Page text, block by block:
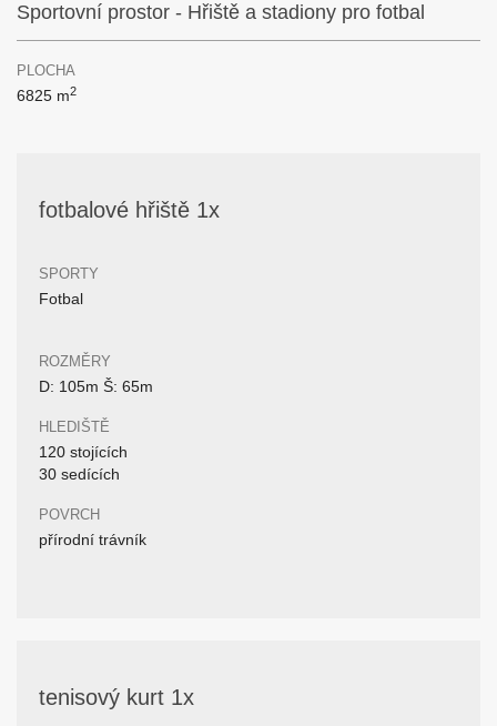
Sportovní prostor - Hřiště a stadiony pro fotbal
PLOCHA
6825 m2
fotbalové hřiště 1x
SPORTY
Fotbal
ROZMĚRY
D: 105m Š: 65m
HLEDIŠTĚ
120 stojících
30 sedících
POVRCH
přírodní trávník
tenisový kurt 1x